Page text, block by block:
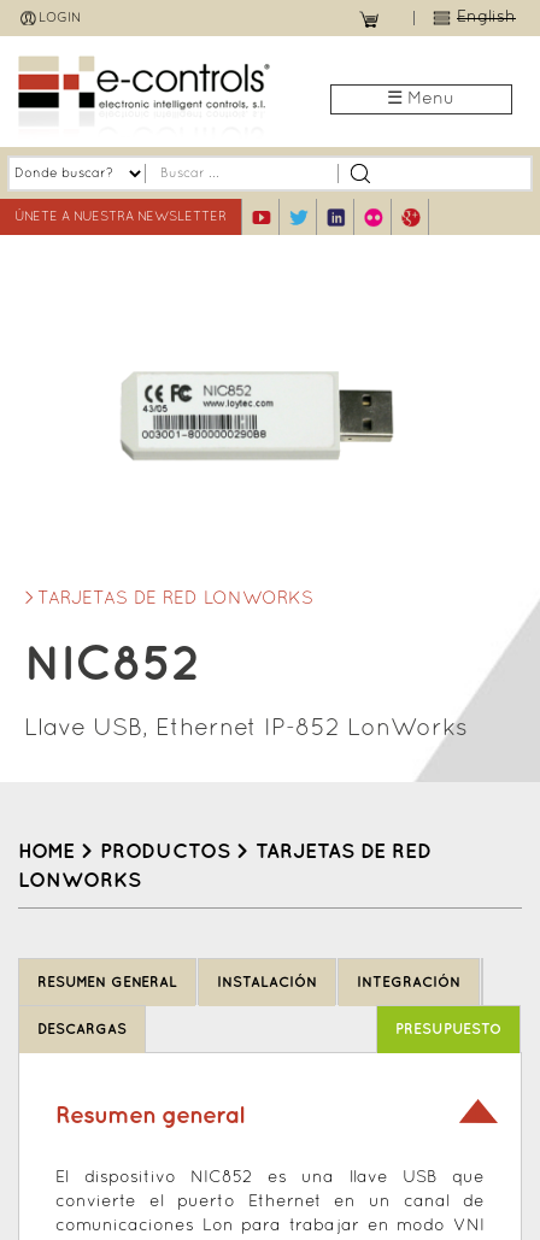
Jump
to
navigation
LOGIN English
☰ Menu
ÚNETE A NUESTRA NEWSLETTER
TARJETAS DE RED LONWORKS
NIC852
Llave USB, Ethernet IP-852 LonWorks
HOME > PRODUCTOS > TARJETAS DE RED
LONWORKS
top
RESUMEN GENERAL INSTALACIÓN INTEGRACIÓN
DESCARGAS PRESUPUESTO
Resumen general
El dispositivo NIC852 es una llave USB que
convierte el puerto Ethernet en un canal de
comunicaciones Lon para trabajar en modo VNI